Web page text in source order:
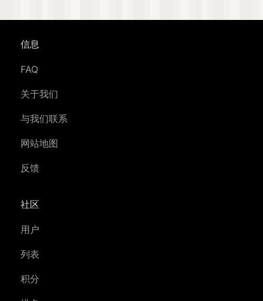
信息
FAQ
关于我们
与我们联系
网站地图
反馈
社区
用户
列表
积分